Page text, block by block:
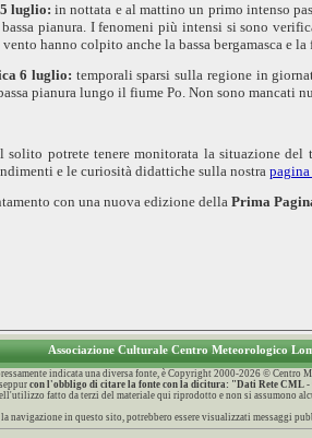
luglio: in nottata e al mattino un primo intenso
pianura. I fenomeni più intensi si sono
hanno colpito anche la bassa bergamasca e
6 luglio: temporali sparsi sulla regione in
pianura lungo il fiume Po. Non sono
solito potrete tenere monitorata la situazione
e le curiosità didattiche sulla nostra
con una nuova edizione della Prima
Associazione Culturale Centro Meteorologico
indicata una diversa fonte, è Copyright 2000-2026 ©
con l'obbligo di citare la fonte con la dicitura: "Dati Rete CML
fatto da terzi del materiale qui riprodotto e non si assumono
navigazione in questo sito, potrebbero essere visualizzati messaggi